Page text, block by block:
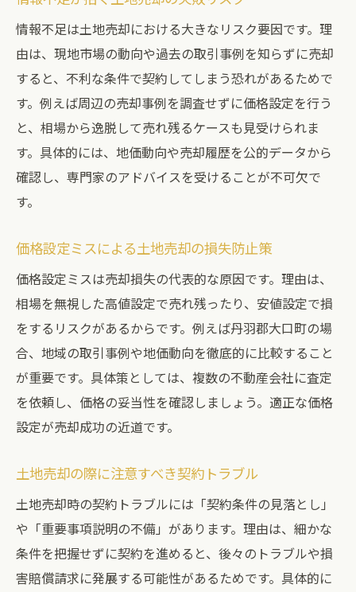
情報不足は土地売却における大きなリスク要因です。理
由は、現地市場の動向や過去の取引事例を知らずに売却
すると、不利な条件で契約してしまう恐れがあるためで
す。例えば周辺の売却事例を調査せずに価格設定を行う
と、相場から逸脱して売れ残るケースも見受けられま
す。具体的には、地価動向や売却履歴を公的データから
確認し、専門家のアドバイスを受けることが不可欠で
す。
価格設定ミスによる土地売却の損失防止策
価格設定ミスは売却損失の代表的な原因です。理由は、
相場を無視した高値設定で売れ残ったり、安値設定で損
をするリスクがあるからです。例えば丹羽郡大口町の場
合、地域の取引事例や地価動向を徹底的に比較すること
が重要です。具体策としては、複数の不動産会社に査定
を依頼し、価格の妥当性を確認しましょう。適正な価格
設定が売却成功の近道です。
土地売却の際に注意すべき契約トラブル
土地売却時の契約トラブルには「契約条件の見落とし」
や「重要事項説明の不備」があります。理由は、細かな
条件を把握せずに契約を進めると、後々のトラブルや損
害賠償請求に発展する可能性があるためです。具体的に